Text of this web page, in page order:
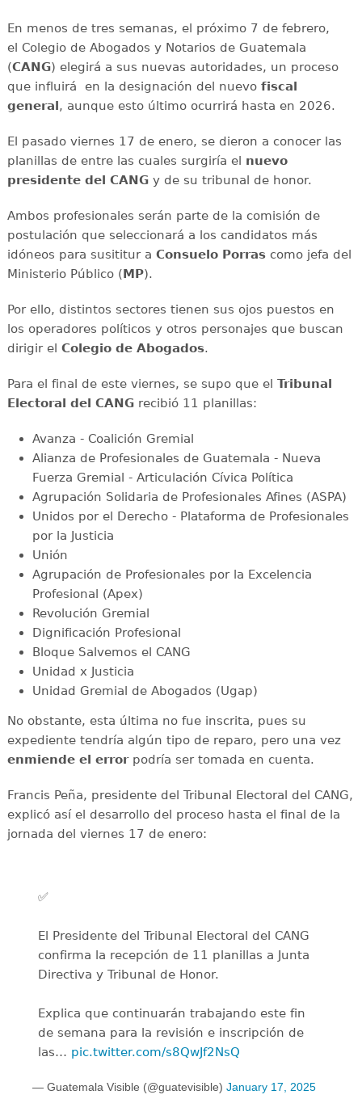
En menos de tres semanas, el próximo 7 de febrero,
el Colegio de Abogados y Notarios de Guatemala
(CANG) elegirá a sus nuevas autoridades, un proceso
que influirá en la designación del nuevofiscal
general, aunque esto último ocurrirá hasta en 2026.
El pasado viernes 17 de enero, se dieron a conocer las
planillas de entre las cuales surgiría el nuevo
presidente del CANGy de su tribunal de honor.
Ambos profesionales serán parte de la comisión de
postulación que seleccionará a los candidatos más
idóneos para susititur a Consuelo Porrascomo jefa del
Ministerio Público (MP).
Por ello, distintos sectores tienen sus ojos puestos en
los operadores políticos y otros personajes que buscan
dirigir el Colegio de Abogados.
Para el final de este viernes, se supo que el Tribunal
Electoral del CANGrecibió 11 planillas:
Avanza - Coalición Gremial
Alianza de Profesionales de Guatemala - Nueva
Fuerza Gremial - Articulación Cívica Política
Agrupación Solidaria de Profesionales Afines (ASPA)
Unidos por el Derecho - Plataforma de Profesionales
por la Justicia
Unión
Agrupación de Profesionales por la Excelencia
Profesional (Apex)
Revolución Gremial
Dignificación Profesional
Bloque Salvemos el CANG
Unidad x Justicia
Unidad Gremial de Abogados (Ugap)
No obstante, esta última no fue inscrita, pues su
expediente tendría algún tipo de reparo, pero una vez
enmiende el errorpodría ser tomada en cuenta.
Francis Peña, presidente del Tribunal Electoral del CANG,
explicó así el desarrollo del proceso hasta el final de la
jornada del viernes 17 de enero:
✅
El Presidente del Tribunal Electoral del CANG
confirma la recepción de 11 planillas a Junta
Directiva y Tribunal de Honor.
Explica que continuarán trabajando este fin
de semana para la revisión e inscripción de
las… pic.twitter.com/s8QwJf2NsQ
— Guatemala Visible (@guatevisible) January 17, 2025